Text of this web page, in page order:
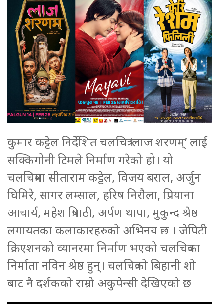
कुमार कट्टेल निर्देशित चलचित्र ‘लाज शरणम्’ लाई
सक्किगोनी टिमले निर्माण गरेको हो। यो
चलचित्रमा सीताराम कट्टेल, विजय बराल, अर्जुन
घिमिरे, सागर लम्साल, हरिष निरौला, प्रियाना
आचार्य, महेश त्रिपाठी, अर्पण थापा, मुकुन्द श्रेष्ठ
लगायतका कलाकारहरुको अभिनय छ । जेपिटी
क्रिएशनको व्यानरमा निर्माण भएको चलचित्रका
निर्माता नविन श्रेष्ठ हुन्। चलचित्रको बिहानी शो
बाट नै दर्शकको राम्रो अकुपेन्सी देखिएको छ ।